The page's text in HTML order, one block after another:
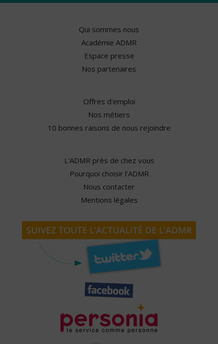
Qui sommes nous
Académie ADMR
Espace presse
Nos partenaires
Offres d'emploi
Nos métiers
10 bonnes raisons de nous rejoindre
L'ADMR près de chez vous
Pourquoi choisir l'ADMR
Nous contacter
Mentions légales